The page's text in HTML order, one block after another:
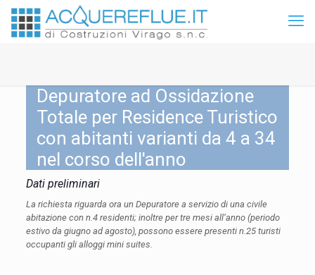
Depuratore ad Ossidazione
Totale per Residence Turistico
con abitanti varianti da 4 a 34
nel corso dell'anno
Dati preliminari
La richiesta riguarda ora un Depuratore a servizio di una civile
abitazione con n.4 residenti; inoltre per tre mesi all’anno (periodo
estivo da giugno ad agosto), possono essere presenti n.25 turisti
occupanti gli alloggi mini suites.